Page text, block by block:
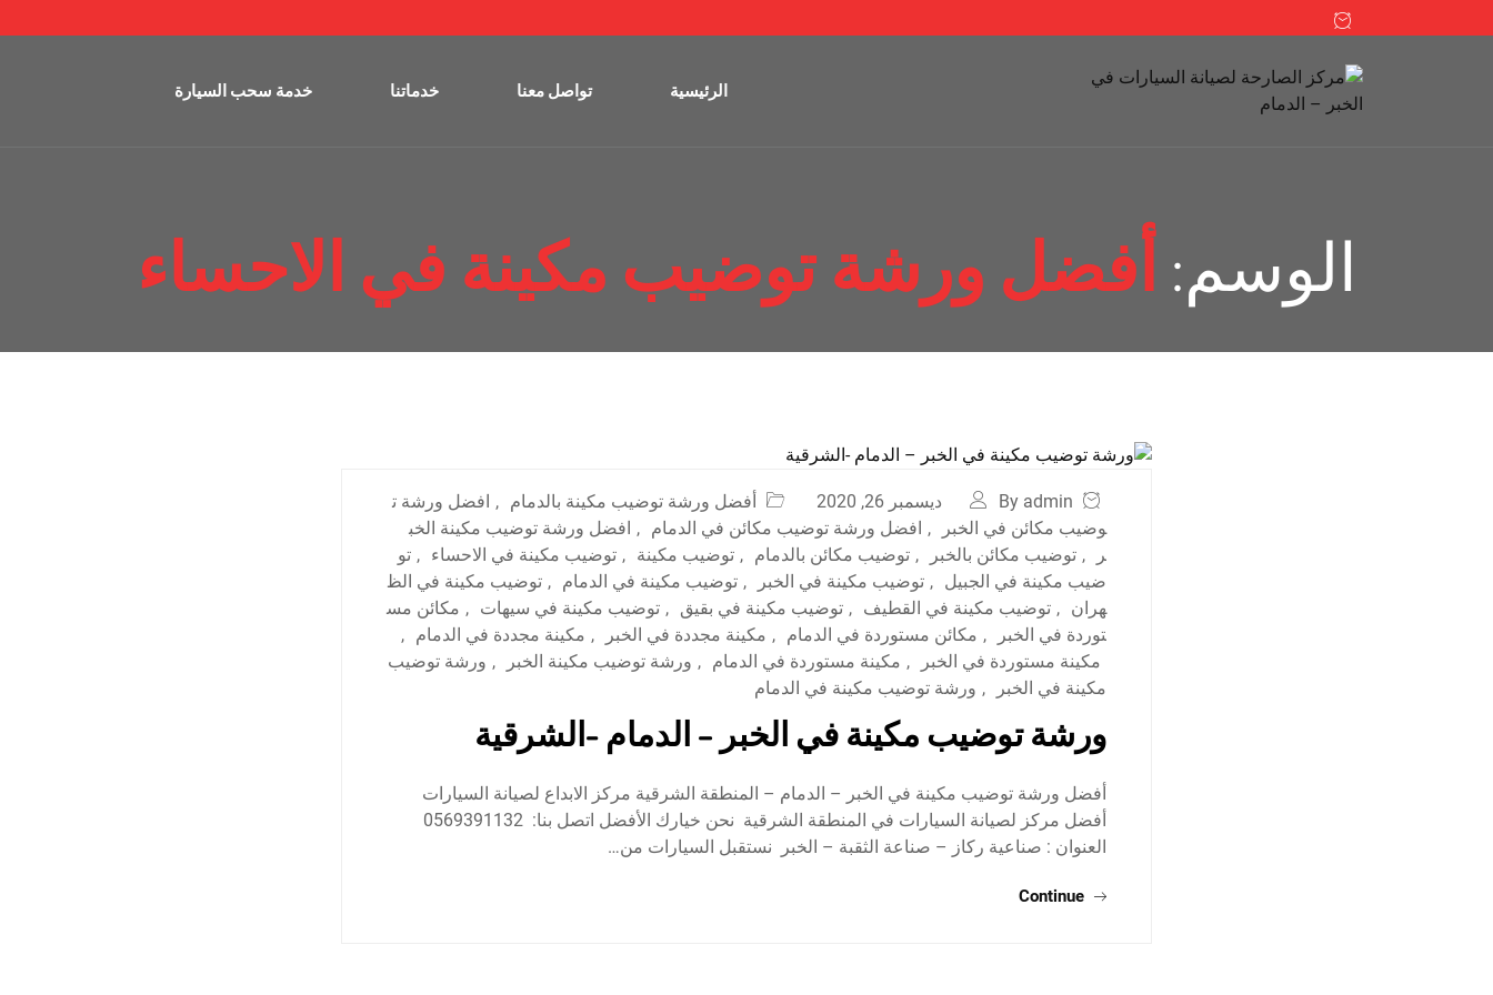
الرئيسية تواصل معنا خدماتنا خدمة سحب السيارة
الوسم: أفضل ورشة توضيب مكينة في الاحساء
By admin ديسمبر 26, 2020 أفضل ورشة توضيب مكينة بالدمام , افضل ورشة ت
وضيب مكائن في الخبر
, افضل ورشة توضيب مكائن في الدمام , افضل ورشة توضيب مكينة الخب
ر
, توضيب مكائن بالخبر , توضيب مكائن بالدمام , توضيب مكينة , توضيب مكينة في الاحساء , تو
ضيب مكينة في الجبيل , توضيب مكينة في الخبر , توضيب مكينة في الدمام , توضيب مكينة في الظ
هران , توضيب مكينة في القطيف , توضيب مكينة في بقيق , توضيب مكينة في سيهات , مكائن مس
توردة في الخبر
, مكائن مستوردة في الدمام , مكينة مجددة في الخبر , مكينة مجددة في الدمام ,
مكينة مستوردة في الخبر
, مكينة مستوردة في الدمام , ورشة توضيب مكينة الخبر , ورشة توضيب
مكينة في الخبر
, ورشة توضيب مكينة في الدمام
ورشة توضيب مكينة في الخبر – الدمام -الشرقية
أفضل ورشة توضيب مكينة في الخبر – الدمام – المنطقة الشرقية مركز الابداع لصيانة السيارات
أفضل مركز لصيانة السيارات في المنطقة الشرقية نحن خيارك الأفضل اتصل بنا: 0569391132
العنوان : صناعية ركاز – صناعة الثقبة – الخبر نستقبل السيارات من…
Continue